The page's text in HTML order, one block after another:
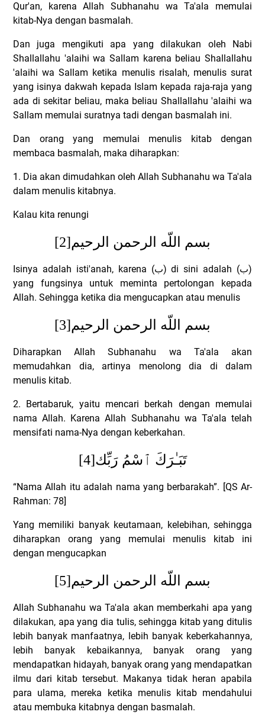
Qur'an, karena Allah Subhanahu wa Ta'ala memulai
kitab-Nya dengan basmalah.
Dan juga mengikuti apa yang dilakukan oleh Nabi
Shallallahu 'alaihi wa Sallam karena beliau Shallallahu
'alaihi wa Sallam ketika menulis risalah, menulis surat
yang isinya dakwah kepada Islam kepada raja-raja yang
ada di sekitar beliau, maka beliau Shallallahu 'alaihi wa
Sallam memulai suratnya tadi dengan basmalah ini.
Dan orang yang memulai menulis kitab dengan
membaca basmalah, maka diharapkan:
1. Dia akan dimudahkan oleh Allah Subhanahu wa Ta'ala
dalam menulis kitabnya.
Kalau kita renungi
بسم اللّه الرحمن الرحيم[2]
Isinya adalah isti'anah, karena (ب) di sini adalah (ب)
yang fungsinya untuk meminta pertolongan kepada
Allah. Sehingga ketika dia mengucapkan atau menulis
بسم اللّه الرحمن الرحيم[3]
Diharapkan Allah Subhanahu wa Ta'ala akan
memudahkan dia, artinya menolong dia di dalam
menulis kitab.
2. Bertabaruk, yaitu mencari berkah dengan memulai
nama Allah. Karena Allah Subhanahu wa Ta'ala telah
mensifati nama-Nya dengan keberkahan.
تَبَـٰرَكَ ٱسْمُ رَبِّك[4]
“Nama Allah itu adalah nama yang berbarakah”. [QS Ar-
Rahman: 78]
Yang memiliki banyak keutamaan, kelebihan, sehingga
diharapkan orang yang memulai menulis kitab ini
dengan mengucapkan
بسم اللّه الرحمن الرحيم[5]
Allah Subhanahu wa Ta'ala akan memberkahi apa yang
dilakukan, apa yang dia tulis, sehingga kitab yang ditulis
lebih banyak manfaatnya, lebih banyak keberkahannya,
lebih banyak kebaikannya, banyak orang yang
mendapatkan hidayah, banyak orang yang mendapatkan
ilmu dari kitab tersebut. Makanya tidak heran apabila
para ulama, mereka ketika menulis kitab mendahului
atau membuka kitabnya dengan basmalah.